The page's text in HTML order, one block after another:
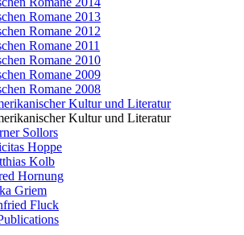
Romane 2013
Romane 2012
Romane 2011
Romane 2010
Romane 2009
Romane 2008
Kultur und Literatur
Kultur und Literatur
Sollors
Hoppe
Kolb
Hornung
Griem
Fluck